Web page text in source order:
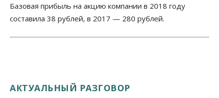
Базовая прибыль на акцию компании в 2018 году
составила 38 рублей, в 2017 — 280 рублей.
АКТУАЛЬНЫЙ РАЗГОВОР